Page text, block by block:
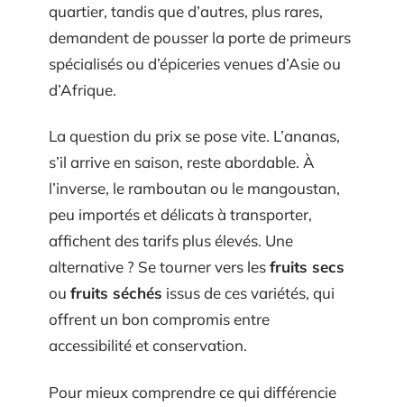
quartier, tandis que d’autres, plus rares,
demandent de pousser la porte de primeurs
spécialisés ou d’épiceries venues d’Asie ou
d’Afrique.
La question du prix se pose vite. L’ananas,
s’il arrive en saison, reste abordable. À
l’inverse, le ramboutan ou le mangoustan,
peu importés et délicats à transporter,
affichent des tarifs plus élevés. Une
alternative ? Se tourner vers lesfruits secs
ou fruits séchés issus de ces variétés, qui
offrent un bon compromis entre
accessibilité et conservation.
Pour mieux comprendre ce qui différencie